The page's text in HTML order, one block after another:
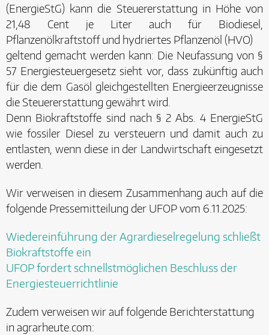
(EnergieStG) kann die Steuererstattung in Höhe von
21,48 Cent je Liter auch für Biodiesel,
Pflanzenölkraftstoff und hydriertes Pflanzenöl (HVO)
geltend gemacht werden kann: Die Neufassung von §
57 Energiesteuergesetz sieht vor, dass zukünftig auch
für die dem Gasöl gleichgestellten Energieerzeugnisse
die Steuererstattung gewährt wird.
Denn Biokraftstoffe sind nach § 2 Abs. 4 EnergieStG
wie fossiler Diesel zu versteuern und damit auch zu
entlasten, wenn diese in der Landwirtschaft eingesetzt
werden.
Wir verweisen in diesem Zusammenhang auch auf die
folgende Pressemitteilung der UFOP vom 6.11.2025:
Wiedereinführung der Agrardieselregelung schließt
Biokraftstoffe ein
UFOP fordert schnellstmöglichen Beschluss der
Energiesteuerrichtlinie
Zudem verweisen wir auf folgende Berichterstattung
in agrarheute.com: